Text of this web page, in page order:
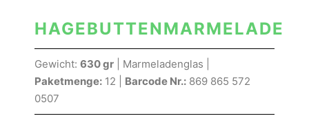
HAGEBUTTENMARMELADE
Gewicht: 630 gr | Marmeladenglas |
Paketmenge: 12 | Barcode Nr.: 869 865 572
0507